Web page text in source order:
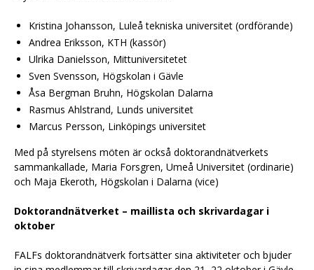
Kristina Johansson, Luleå tekniska universitet (ordförande)
Andrea Eriksson, KTH (kassör)
Ulrika Danielsson, Mittuniversitetet
Sven Svensson, Högskolan i Gävle
Åsa Bergman Bruhn, Högskolan Dalarna
Rasmus Ahlstrand, Lunds universitet
Marcus Persson, Linköpings universitet
Med på styrelsens möten är också doktorandnätverkets
sammankallade, Maria Forsgren, Umeå Universitet (ordinarie)
och Maja Ekeroth, Högskolan i Dalarna (vice)
Doktorandnätverket – maillista och skrivardagar i
oktober
FALFs doktorandnätverk fortsätter sina aktiviteter och bjuder